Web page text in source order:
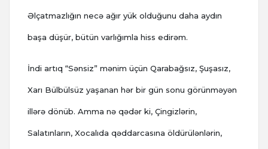
Əlçatmazlığın necə ağır yük olduğunu daha aydın
başa düşür, bütün varlığımla hiss edirəm.
İndi artıq “Sənsiz” mənim üçün Qarabağsız, Şuşasız,
Xarı Bülbülsüz yaşanan hər bir gün sonu görünməyən
illərə dönüb. Amma nə qədər ki, Çingizlərin,
Salatınların, Xocalıda qəddarcasına öldürülənlərin,